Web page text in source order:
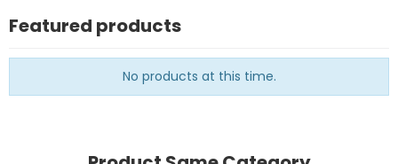
Featured products
No products at this time.